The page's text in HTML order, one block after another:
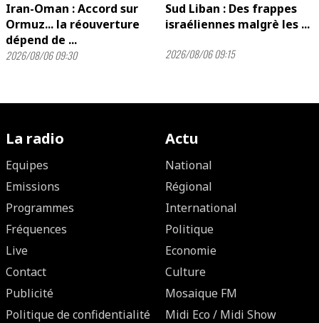
Iran-Oman : Accord sur
Ormuz... la réouverture
dépend de ...
2026/08/06 09:30
Sud Liban : Des frappes
israéliennes malgrè les ...
2026/08/06 09:15
La radio
Equipes
Emissions
Programmes
Fréquences
Live
Contact
Publicité
Politique de confidentialité
Actu
National
Régional
International
Politique
Economie
Culture
Mosaique FM
Midi Eco / Midi Show